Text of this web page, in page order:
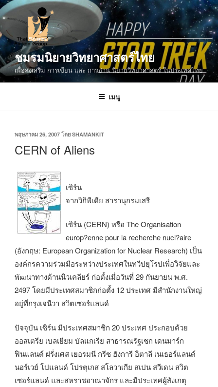
ข้าม
ไป
ยัง
บทความ
ชมรมนิยายวิทยาศาสตร์ไทย
เพื่อส่งเสริม การเขียน และ การอ่าน นิยายวิทยาศาสตร์ ในประเทศไทย
เมนู
เขียน
ที่
พฤษภาคม 26, 2007 โดย SHAMANKIT
CERN of Aliens
เซิร์น
จากวิกิพีเดีย สารานุกรมเสรี
เซิร์น (CERN) หรือ The Organisation
europ?enne pour la recherche nucl?aire
(อังกฤษ: European Organization for Nuclear Research) เป็น
องค์กรความร่วมมือระหว่างประเทศในทวีปยุโรปเพื่อวิจัยและ
พัฒนาทางด้านนิวเคลียร์ ก่อตั้งเมื่อวันที่ 29 กันยายน พ.ศ.
2497 โดยมีประเทศสมาชิกก่อตั้ง 12 ประเทศ มีสำนักงานใหญ่
อยู่ที่กรุงเจนีวา สวิตเซอร์แลนด์
ปัจจุบัน เซิร์น มีประเทศสมาชิก 20 ประเทศ ประกอบด้วย
ออสเตรีย เบลเยียม บัลแกเรีย สาธารณรัฐเชก เดนมาร์ก
ฟินแลนด์ ฝรั่งเศส เยอรมนี กรีซ ฮังการี อิตาลี เนเธอร์แลนด์
นอร์เวย์ โปแลนด์ โปรตุเกส สโลวาเกีย สเปน สวีเดน สวิต
เซอร์แลนด์ และสหราชอาณาจักร และมีประเทศผู้สังเกตุ